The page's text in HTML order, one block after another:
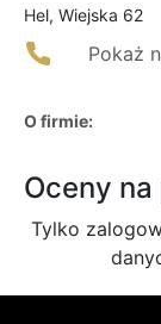
Hel, Wiejska 62
Pokaż
O firmie:
Oceny
Tylko